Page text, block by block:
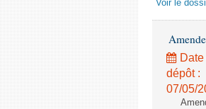
Voir le
dépôt :
07/05/